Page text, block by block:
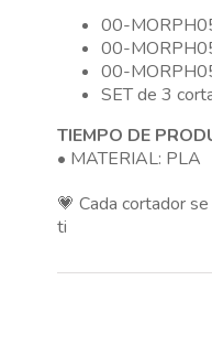
00-
00-
00-
SET de 3
TIEMPO DE
• MATERIAL: PLA
💗 Cada cortador
ti